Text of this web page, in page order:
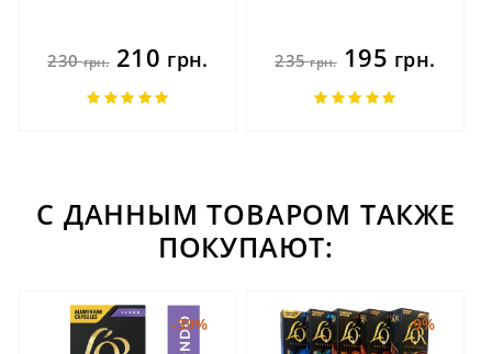
230грн.210 грн. 235грн.195 грн.
С ДАННЫМ ТОВАРОМ ТАКЖЕ
ПОКУПАЮТ:
-39% -9%